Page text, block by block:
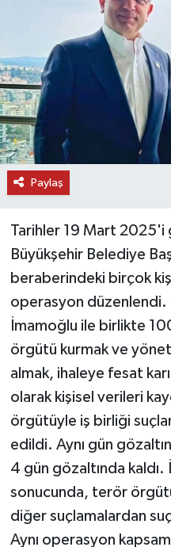
Paylaş
Tarihler 19 Mart 2025'i
Büyükşehir Belediye
beraberindeki birçok
operasyon düzenlendi.
İmamoğlu ile birlikte
örgütü kurmak ve
almak, ihaleye fesat
olarak kişisel verileri
örgütüyle iş birliği
edildi. Aynı gün
4 gün gözaltında
sonucunda, terör
diğer suçlamalardan
Aynı operasyon
TURİZM
RÖPORTAJ
VİDEO HABERLER
YAZARLAR
RESMİ İLAN
MAGAZİN